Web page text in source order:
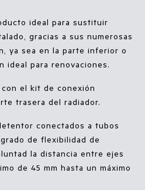
ideal para sustituir
gracias a sus numerosas
ya sea en la parte inferior o
ideal para renovaciones.
el kit de conexión
trasera del radiador.
conectados a tubos
de flexibilidad de
la distancia entre ejes
de 45 mm hasta un máximo